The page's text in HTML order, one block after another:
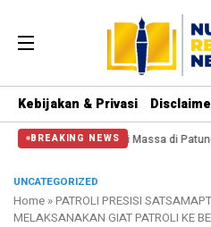
Kebijakan & Privasi
BREAKING NEWS
Halangi Massa di Patung Kuda:
UNCATEGORIZED
Home »PATROLI PRESISI
MELAKSANAKAN GIAT PATROLI KE